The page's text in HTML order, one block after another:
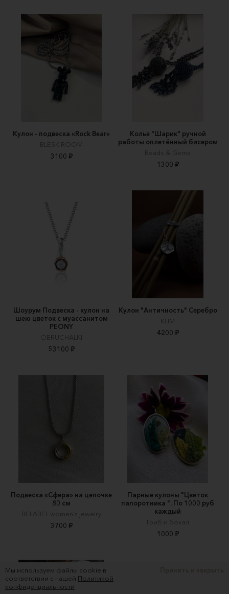
Кулон - подвеска «Rock Bear»
BLESK ROOM
3100 ₽
Колье "Шарик" ручной
работы оплетённый бисером
Beads & Gems
1300 ₽
Шоурум Подвеска - кулон на
шею цветок с муассанитом
PEONY
OBRUCHALKI
53100 ₽
Кулон "Античность" Серебро
KLIM
4200 ₽
Подвеска «Сфера» на цепочке
80 см
BELABEL women’s jewelry
3700 ₽
Парные кулоны "Цветок
папоротника ". По 1000 руб
каждый
Гриб и бокал
1000 ₽
Мы используем файлы cookie в
соответствии с нашей Политикой
конфиденциальности